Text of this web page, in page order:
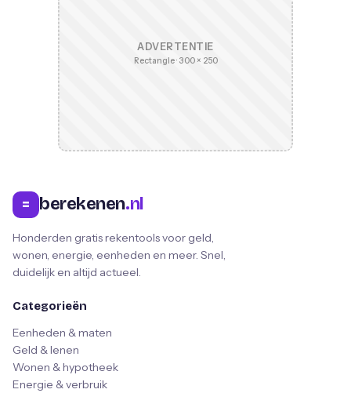
ADVERTENTIE
Rectangle · 300 × 250
= berekenen.nl
Honderden gratis rekentools voor geld,
wonen, energie, eenheden en meer. Snel,
duidelijk en altijd actueel.
Categorieën
Eenheden & maten
Geld & lenen
Wonen & hypotheek
Energie & verbruik